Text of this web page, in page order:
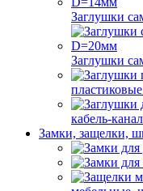
Заглушки
Заглушки
кабель-
Замки, защелки,